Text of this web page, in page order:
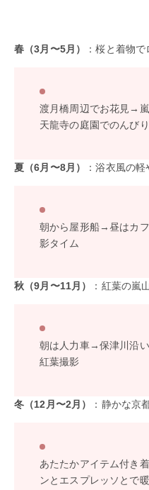
春（3月〜5月） ：桜と着物で
渡月橋周辺でお花見→
天龍寺の庭園でのんびり
夏（6月〜8月） ：浴衣風の
朝から屋形船→昼はカ
影タイム
秋（9月〜11月） ：紅葉の嵐
朝は人力車→保津川沿
紅葉撮影
冬（12月〜2月） ：静かな京
あたたかアイテム付き
ンとエスプレッソとで